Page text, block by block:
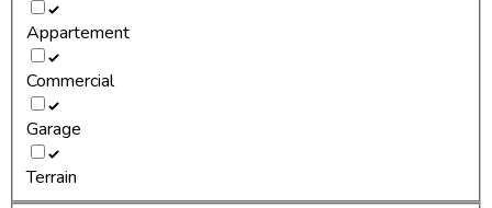
Appartement
Commercial
Garage
Terrain